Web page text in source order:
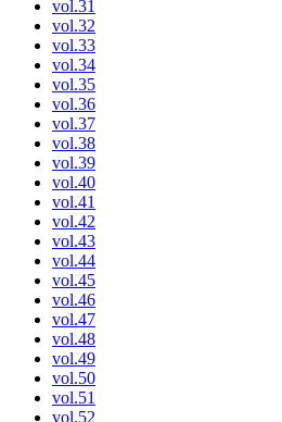
vol.31
vol.32
vol.33
vol.34
vol.35
vol.36
vol.37
vol.38
vol.39
vol.40
vol.41
vol.42
vol.43
vol.44
vol.45
vol.46
vol.47
vol.48
vol.49
vol.50
vol.51
vol.52